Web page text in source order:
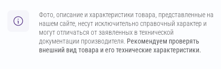
Фото, описание и характеристики товара, представленные на
нашем сайте, несут исключительно справочный характер и
могут отличаться от заявленных в технической
документации производителя. Рекомендуем проверять
внешний вид товара и его технические характеристики.